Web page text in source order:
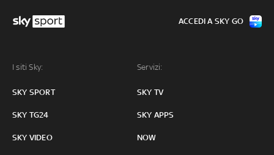
I siti Sky:
SKY SPORT
SKY TG24
SKY VIDEO
Servizi:
SKY TV
SKY APPS
NOW
ACCEDI A SKY GO